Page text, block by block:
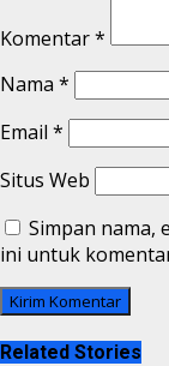
Komentar*
Nama *
Email *
Situs Web
Simpan nama,
ini untuk
Related Stories